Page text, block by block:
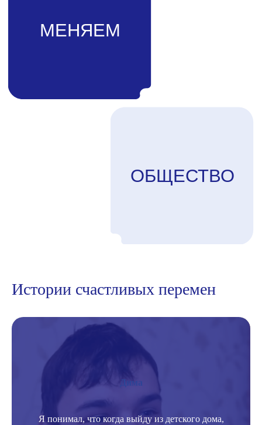
Истории счастливых перемен
Дима
Я понимал, что когда выйду из детского дома,